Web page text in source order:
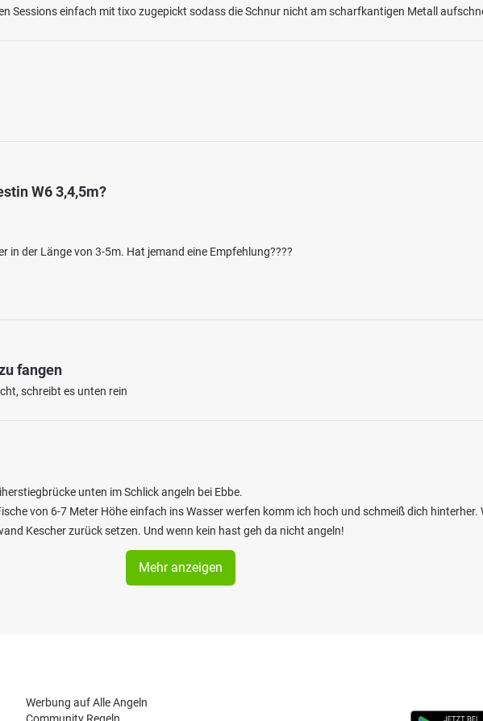
87538 Balderschwang
Sessions einfach mit tixo zugepickt sodass die Schnur nicht am scharfkantigen Metall
W6 3,4,5m?
in der Länge von 3-5m. Hat jemand eine Empfehlung????
fangen
schreibt es unten rein
unten im Schlick angeln bei Ebbe.
von 6-7 Meter Höhe einfach ins Wasser werfen komm ich hoch und schmeiß dich hinterher.
Kescher zurück setzen. Und wenn kein hast geh da nicht angeln!
Mehr anzeigen
Werbung auf Alle Angeln